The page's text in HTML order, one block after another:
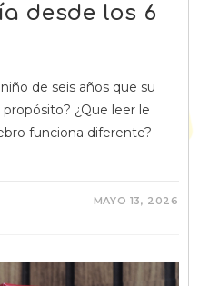
desde los 6
de seis años que su
¿Que leer le
funciona diferente?
MAYO 13, 2026